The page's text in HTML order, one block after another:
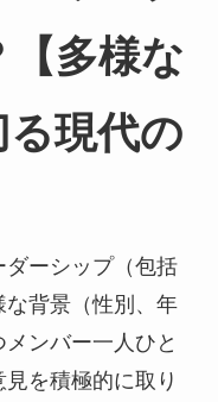
多様な
現代の
ダーシップ（包括
背景（性別、年
ンバー一人ひと
を積極的に取り